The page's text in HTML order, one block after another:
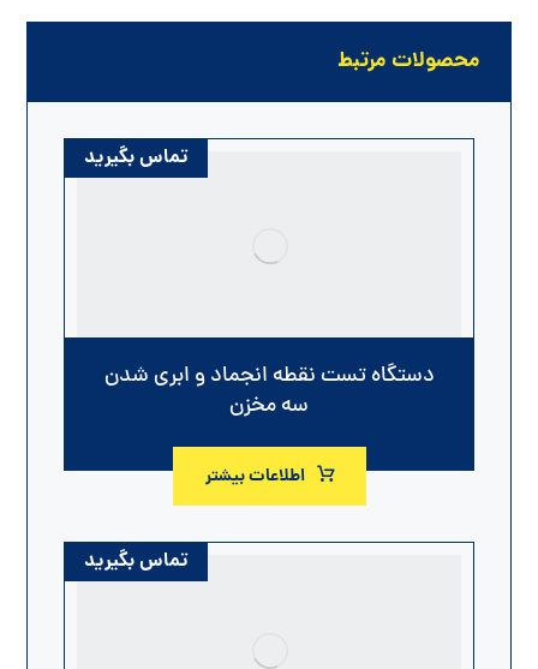
محصولات مرتبط
دستگاه تست نقطه انجماد و ابری شدن
سه مخزن
تماس بگیرید
اطلاعات بیشتر
تماس بگیرید